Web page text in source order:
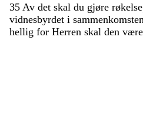
35 Av det skal du gjøre røkelse
vidnesbyrdet i
hellig for Herren skal den være